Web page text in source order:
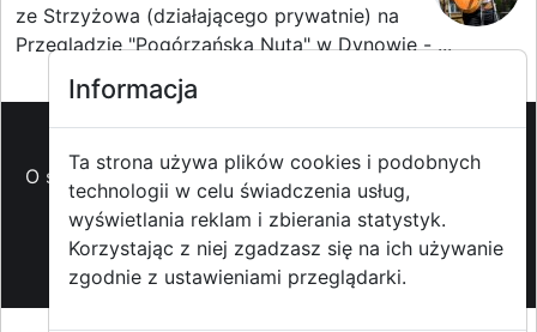
ze Strzyżowa (działającego prywatnie) na
Przeglądzie "Pogórzańska Nuta" w Dynowie - ...
O strzyzowiak.pl-Reklama-Pomoc (FAQ)-Patronat
medialny - Prawa autorskie- Redakcja i
kontakt -Współpraca z mediami
Informacja
Ta strona używa plików cookies i podobnych
technologii w celu świadczenia usług,
wyświetlania reklam i zbierania statystyk.
Korzystając z niej zgadzasz się na ich używanie
zgodnie z ustawieniami przeglądarki.